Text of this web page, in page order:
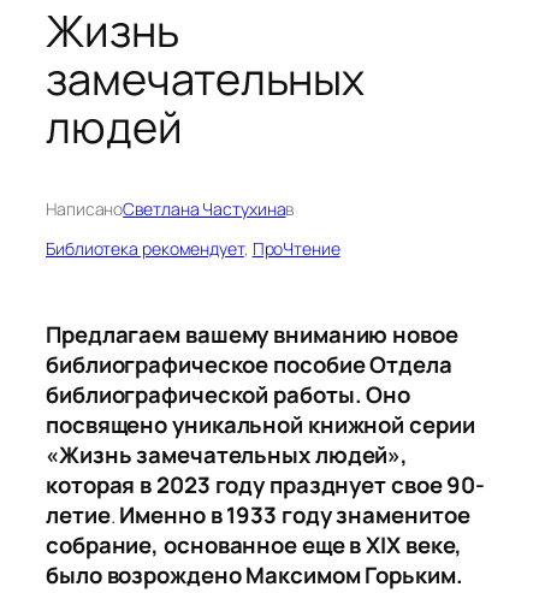
Жизнь
замечательных
людей
НаписаноСветлана Частухинав
Библиотека рекомендует, ПроЧтение
Предлагаем вашему вниманию новое
библиографическое пособие Отдела
библиографической работы. Оно
посвящено уникальной книжной серии
«Жизнь замечательных людей»,
которая в 2023 году празднует свое 90-
летие.Именно в 1933 году знаменитое
собрание, основанное еще в XIX веке,
было возрождено Максимом Горьким.